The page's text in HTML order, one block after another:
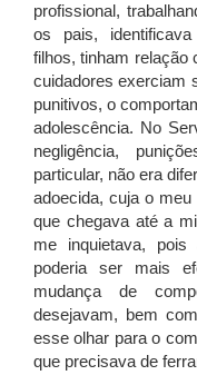
profissional,
os pais,
filhos, tinham relação
cuidadores exerciam
punitivos, o
adolescência. No
negligência,
particular, não era
adoecida, cuja o meu
que chegava até a
me inquietava,
poderia ser mais
mudança de
desejavam, bem
esse olhar para o
que precisava de